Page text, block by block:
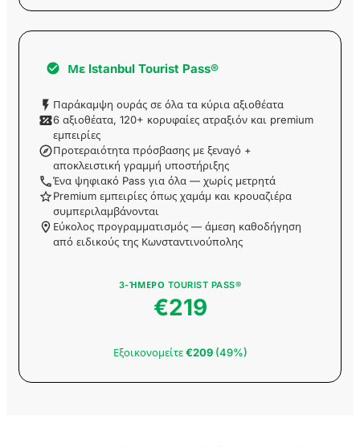
Εισιτήριο Εισόδου
στο ViaSea Theme
Park
Εισιτήριο Εισόδου
για Κρουαζιέρα
Περιήγησης στον
Βόσπορο με Ηχητικό
Οδηγό
Ξενάγηση για Αγορές
Παρατηρητήριο
Με Istanbul Tourist Pass®
Παράκαμψη ουράς σε όλα τα κύρια αξιοθέατα
6 αξιοθέατα, 120+ κορυφαίες ατραξιόν και premium
εμπειρίες
Προτεραιότητα πρόσβασης με ξεναγό +
αποκλειστική γραμμή υποστήριξης
Ένα ψηφιακό Pass για όλα — χωρίς μετρητά
Premium εμπειρίες όπως χαμάμ και κρουαζιέρα
συμπεριλαμβάνονται
Εύκολος προγραμματισμός — άμεση καθοδήγηση
από ειδικούς της Κωνσταντινούπολης
3-ΉΜΕΡΟ TOURIST PASS®
€219
Εξοικονομείτε€209(49%)